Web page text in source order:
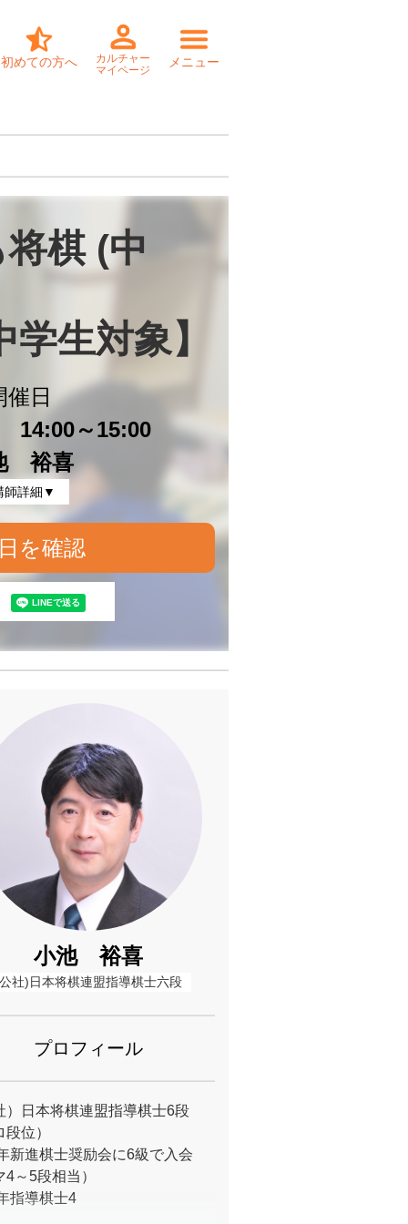
初めての方へ
カルチャー
マイページ
メニュー
棋 (中
学生対象】
催日
14:00～15:00
裕喜
師詳細▼
を確認
小池 裕喜
社)日本将棋連盟指導棋士六段
プロフィール
）日本将棋連盟指導棋士6段
プロ段位）
新進棋士奨励会に6級で入会
マ4～5段相当）
指導棋士4